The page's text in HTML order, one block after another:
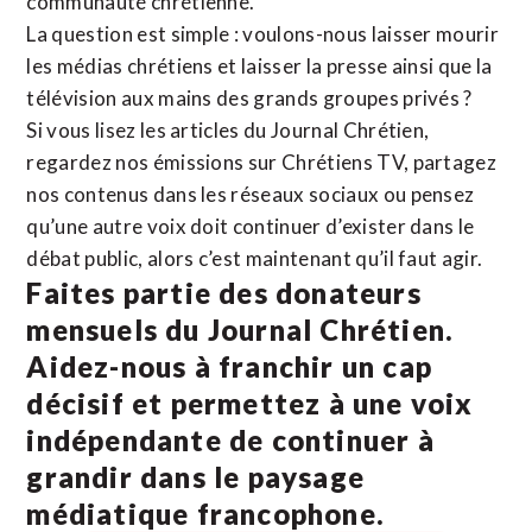
La question est simple : voulons-nous laisser mourir
les médias chrétiens et laisser la presse ainsi que la
télévision aux mains des grands groupes privés ?
Si vous lisez les articles du Journal Chrétien,
regardez nos émissions sur Chrétiens TV, partagez
nos contenus dans les réseaux sociaux ou pensez
qu’une autre voix doit continuer d’exister dans le
débat public, alors c’est maintenant qu’il faut agir.
Faites partie des donateurs
mensuels du Journal Chrétien.
Aidez-nous à franchir un cap
décisif et permettez à une voix
indépendante de continuer à
grandir dans le paysage
médiatique francophone.